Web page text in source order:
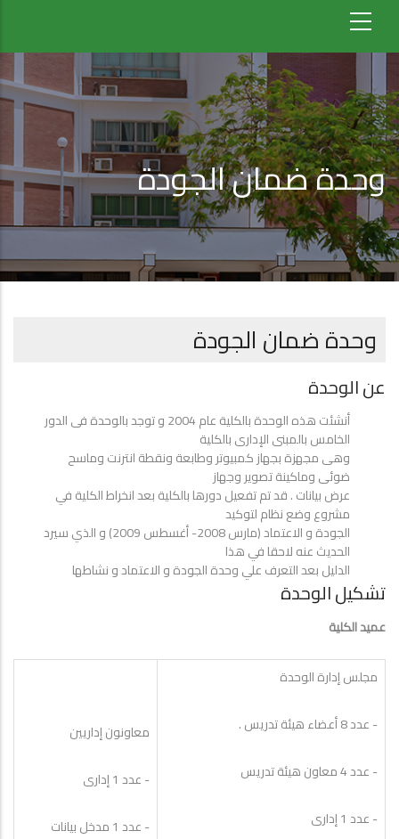
وحدة ضمان الجودة
وحدة ضمان الجودة
عن الوحدة
أنشئت هذه الوحدة بالكلية عام 2004 و توجد بالوحدة فى الدور
الخامس بالمبنى الإدارى بالكلية
وهى مجهزة بجهاز كمبيوتر وطابعة ونقطة انترنت وماسح
ضوئى وماكينة تصوير وجهاز
عرض بيانات . قد تم تفعيل دورها بالكلية بعد انخراط الكلية في
مشروع وضع نظام لتوكيد
الجودة و الاعتماد (مارس 2008- أغسطس 2009) و الذي سيرد
الحديث عنه لاحقا في هذا
الدليل بعد التعرف علي وحدة الجودة و الاعتماد و نشاطها
تشكيل الوحدة
عميد الكلية
مجلس إدارة الوحدة
- عدد 8 أعضاء هيئة تدريس .
- عدد 4 معاون هيئة تدريس
- عدد 1 إدارى
معاونون إداريين
- عدد 1 إدارى
- عدد 1 مدخل بيانات